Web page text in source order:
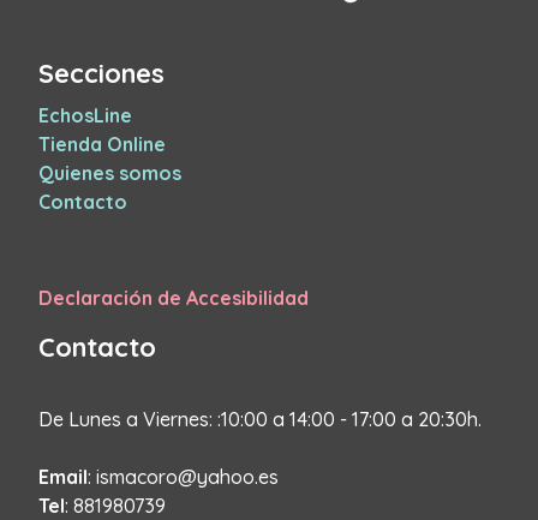
Secciones
EchosLine
Tienda Online
Quienes somos
Contacto
Declaración de Accesibilidad
Contacto
De Lunes a Viernes: :10:00 a 14:00 - 17:00 a 20:30h.
Email: ismacoro@yahoo.es
Tel: 881980739